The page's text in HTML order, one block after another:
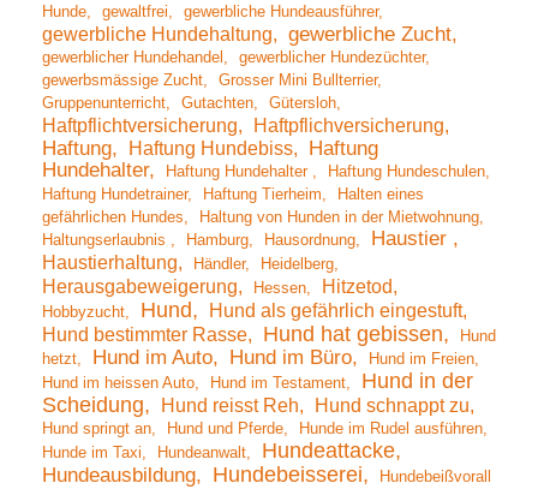
Hunde
gewaltfrei gewerbliche Hundeausführer
gewerbliche Hundehaltung gewerbliche Zucht
gewerblicher Hundehandel
gewerblicher Hundezüchter
gewerbsmässige Zucht
Grosser Mini Bullterrier
Gruppenunterricht
Gutachten Gütersloh
Haftpflichtversicherung Haftpflichversicherung
Haftung Haftung Hundebiss
Haftung
Hundehalter
Haftung Hundehalter
Haftung Hundeschulen
Haftung Hundetrainer
Haftung Tierheim
Halten eines
gefährlichen Hundes
Haltung von Hunden in der Mietwohnung
Haltungserlaubnis
Hamburg Hausordnung Haustier
Haustierhaltung Händler Heidelberg
Herausgabeweigerung Hessen Hitzetod
Hobbyzucht Hund
Hund als gefährlich eingestuft
Hund bestimmter Rasse
Hund hat gebissen
Hund
hetzt
Hund im Auto Hund im Büro
Hund im Freien
Hund im heissen Auto
Hund im Testament
Hund in der
Scheidung
Hund reisst Reh Hund schnappt zu
Hund springt an Hund und Pferde
Hunde im Rudel ausführen
Hunde im Taxi
Hundeanwalt Hundeattacke
Hundeausbildung Hundebeisserei
Hundebeißvorall